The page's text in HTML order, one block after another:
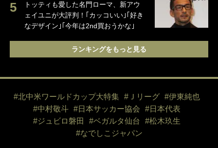
トッティも愛した名門ローマ、新アウ
ェイユニが大評判！｢カッコいい｣｢好き
なデザイン｣｢今年は2nd買おうかな｣
ランキングをもっと見る
#北中米ワールドカップ大特集 #Ｊリーグ
#伊東純也
#中村敬斗
#日本サッカー協会
#日本代表
#ジュビロ磐田
#ベガルタ仙台
#松木玖生
#なでしこジャパン